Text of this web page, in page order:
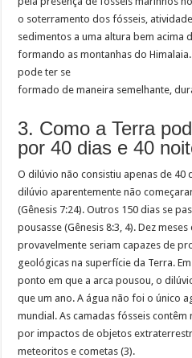
o soterramento dos fósseis,
sedimentos a uma altura bem acima
formando as montanhas do
pode ter se
formado de maneira semelhante,
3. Como a Terra
por 40 dias e 40
O dilúvio não consistiu apenas de 40
dilúvio aparentemente não
(Gênesis 7:24). Outros 150 dias se
pousasse (Gênesis 8:3, 4). Dez
provavelmente seriam capazes de
geológicas na superfície da Terra.
ponto em que a arca pousou, o
que um ano. A água não foi o único
mundial. As camadas fósseis
por impactos de objetos
meteoritos e cometas (3).